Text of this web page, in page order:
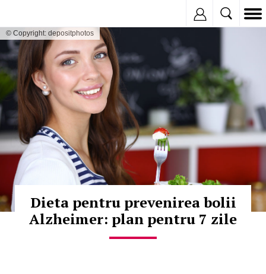
© Copyright: depositphotos
Dieta pentru prevenirea bolii
Alzheimer: plan pentru 7 zile